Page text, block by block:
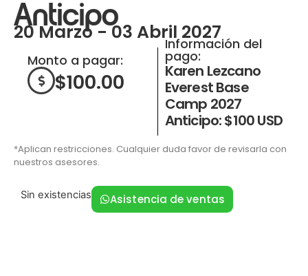
Anticipo
20 Marzo - 03 Abril 2027
Monto a pagar:
$100.00
Información del
pago:
Karen Lezcano
Everest Base
Camp 2027
Anticipo: $100 USD
*Aplican restricciones. Cualquier duda favor de revisarla con
nuestros asesores.
Sin existencias Asistencia de ventas